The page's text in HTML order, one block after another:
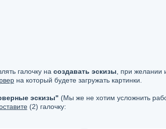
галочку на создавать эскизы , при желании
на который будете загружать картинки.
эскизы" (Мы же не хотим усложнить
(2) галочку: